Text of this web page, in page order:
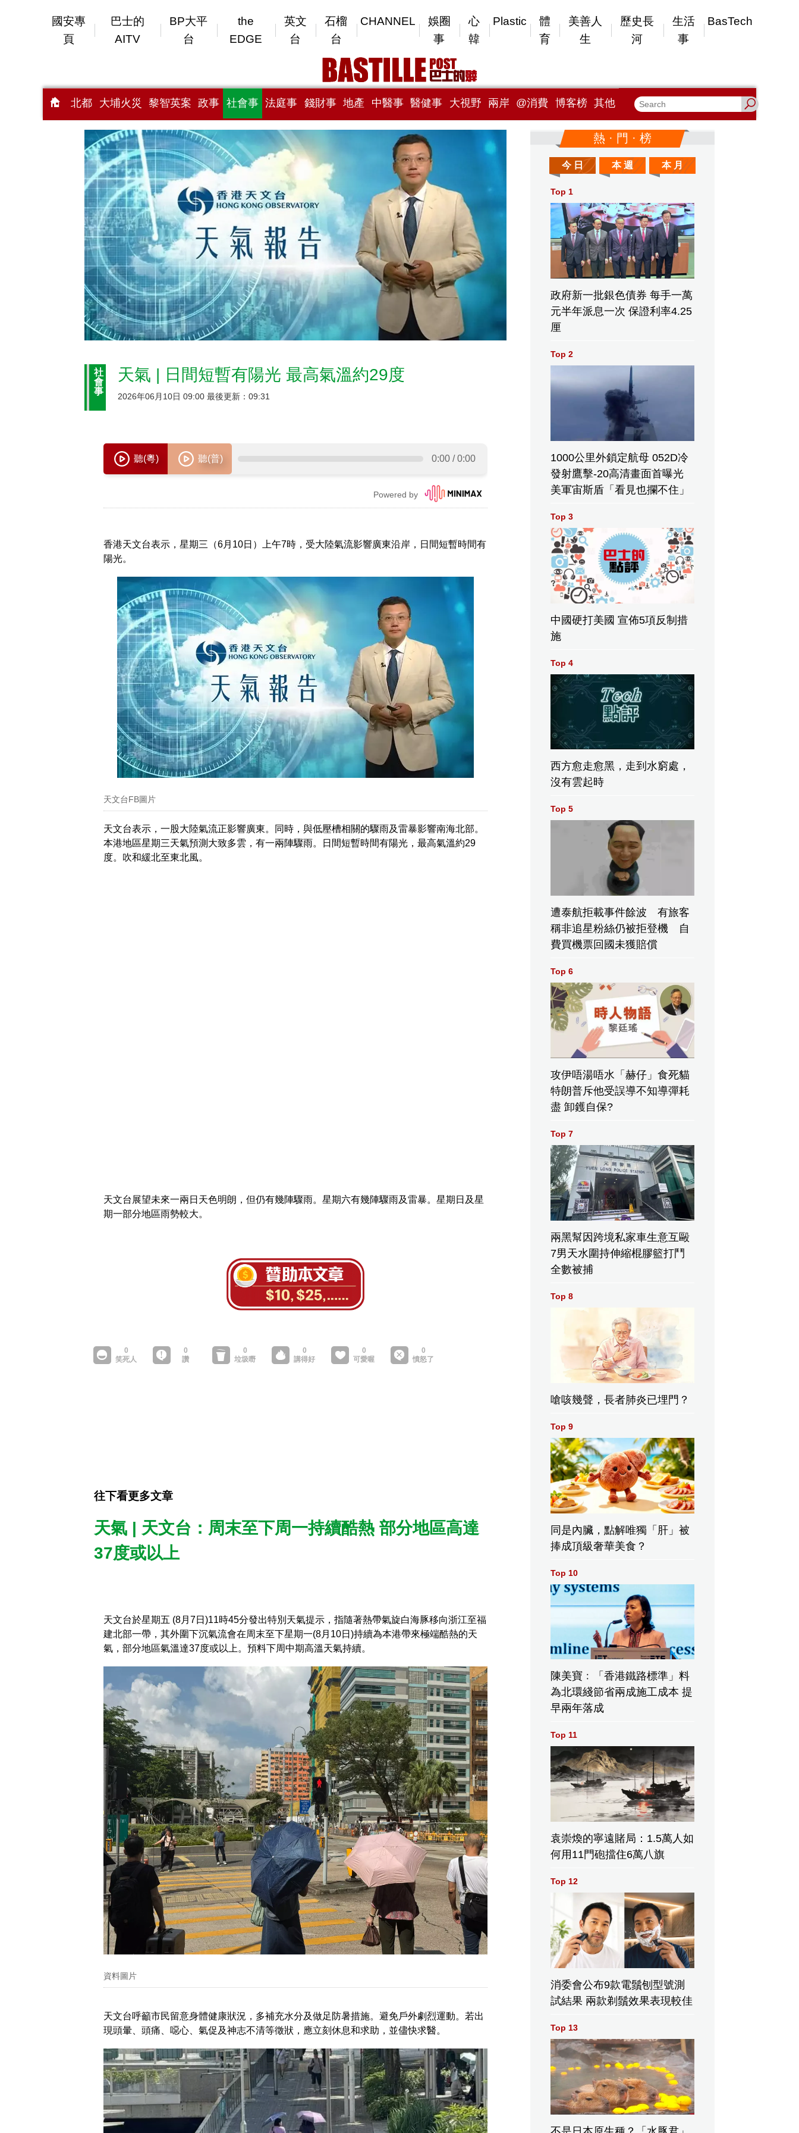
國安專
頁
巴士的
AITV
BP大平
台
the
EDGE
英文
台
石榴
台
CHANNEL
娛圈
事
心
韓
Plastic
體
育
美善人
生
歷史長
河
生活
事
BasTech
北都 大埔火災 黎智英案 政事 社會事 法庭事 錢財事 地產 中醫事 醫健事 大視野 兩岸 @消費 博客榜 其他
社
會
事
天氣 | 日間短暫有陽光 最高氣溫約29度
2026年06月10日 09:00 最後更新：09:31
香港天文台表示，星期三（6月10日）上午7時，受大陸氣流影響廣東沿岸，日間短暫時間有
陽光。
天文台FB圖片
天文台表示，一股大陸氣流正影響廣東。同時，與低壓槽相關的驟雨及雷暴影響南海北部。
本港地區星期三天氣預測大致多雲，有一兩陣驟雨。日間短暫時間有陽光，最高氣溫約29
度。吹和緩北至東北風。
天文台展望未來一兩日天色明朗，但仍有幾陣驟雨。星期六有幾陣驟雨及雷暴。星期日及星
期一部分地區雨勢較大。
往下看更多文章
天氣 | 天文台：周末至下周一持續酷熱 部分地區高達
37度或以上
天文台於星期五 (8月7日)11時45分發出特別天氣提示，指隨著熱帶氣旋白海豚移向浙江至福
建北部一帶，其外圍下沉氣流會在周末至下星期一(8月10日)持續為本港帶來極端酷熱的天
氣，部分地區氣溫達37度或以上。預料下周中期高溫天氣持續。
資料圖片
天文台呼籲市民留意身體健康狀況，多補充水分及做足防暑措施。避免戶外劇烈運動。若出
現頭暈、頭痛、噁心、氣促及神志不清等徵狀，應立刻休息和求助，並儘快求醫。
熱 · 門 · 榜
今 日 本 週 本 月
Top 1
政府新一批銀色債券 每手一萬
元半年派息一次 保證利率4.25
厘
Top 2
1000公里外鎖定航母 052D冷
發射鷹擊-20高清畫面首曝光
美軍宙斯盾「看見也攔不住」
Top 3
中國硬打美國 宣佈5項反制措
施
Top 4
西方愈走愈黑，走到水窮處，
沒有雲起時
Top 5
遭泰航拒載事件餘波 有旅客
稱非追星粉絲仍被拒登機 自
費買機票回國未獲賠償
Top 6
攻伊唔湯唔水「赫仔」食死貓
特朗普斥他受誤導不知導彈耗
盡 卸鑊自保?
Top 7
兩黑幫因跨境私家車生意互毆
7男天水圍持伸縮棍膠籃打鬥
全數被捕
Top 8
嗆咳幾聲，長者肺炎已埋門？
Top 9
同是內臟，點解唯獨「肝」被
捧成頂級奢華美食？
Top 10
陳美寶﹕「香港鐵路標準」料
為北環綫節省兩成施工成本 提
早兩年落成
Top 11
袁崇煥的寧遠賭局：1.5萬人如
何用11門砲擋住6萬八旗
Top 12
消委會公布9款電鬚刨型號測
試結果 兩款剃鬚效果表現較佳
Top 13